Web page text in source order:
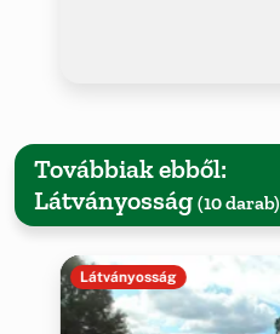
Továbbiak ebből:
Látványosság (10 darab)
Látványosság